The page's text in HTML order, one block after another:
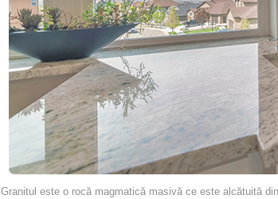
Granitul este o rocă magmatică masivă ce este alcătuită